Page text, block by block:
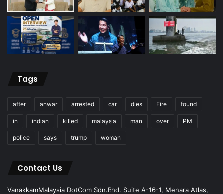
Tags
after anwar arrested car dies Fire found
in indian killed malaysia man over PM
police says trump woman
Contact Us
VanakkamMalaysia DotCom Sdn.Bhd. Suite A-16-1, Menara Atlas,